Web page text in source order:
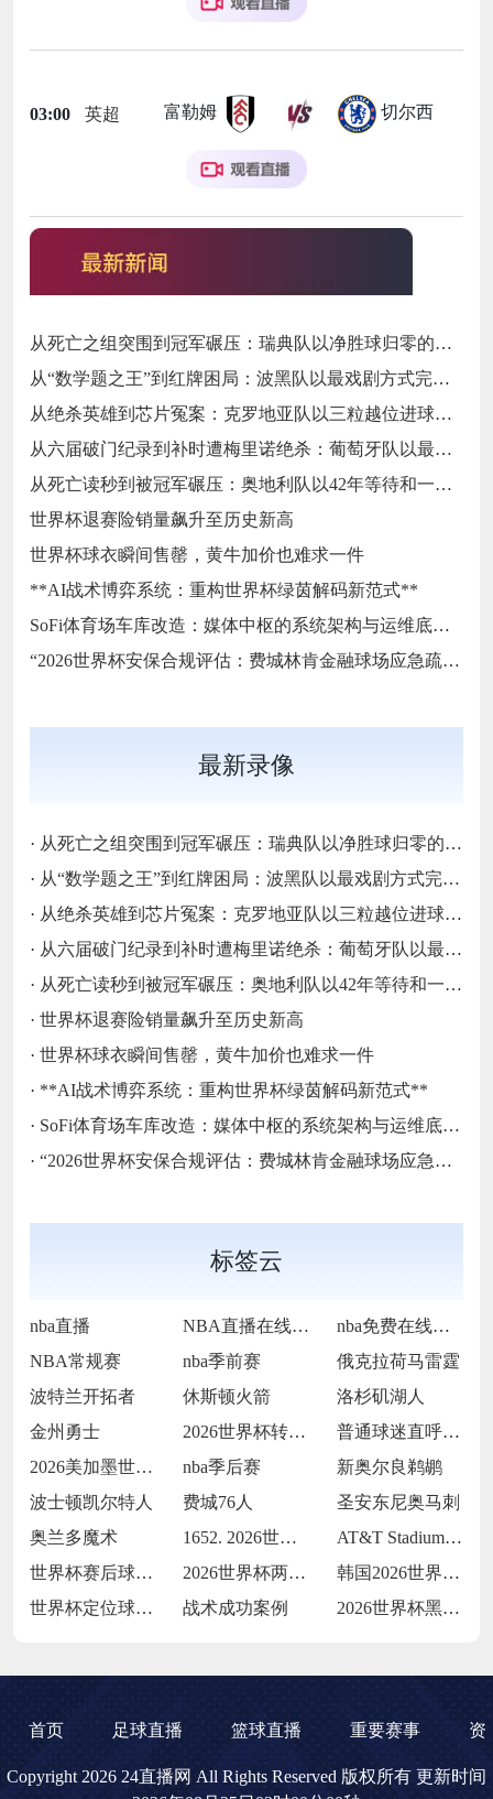
03:00 英超 富勒姆 切尔西
从死亡之组突围到冠军碾压：瑞典队以净胜球归零的戏剧性和一场大胜告别三十二强
从“数学题之王”到红牌困局：波黑队以最戏剧方式完成首次淘汰赛之旅的哲学课
从绝杀英雄到芯片冤案：克罗地亚队以三粒越位进球和一次头发触球挥别莫德里奇最后一舞
从六届破门纪录到补时遭梅里诺绝杀：葡萄牙队以最残酷方式挥别C罗二十载征途
从死亡读秒到被冠军碾压：奥地利队以42年等待和一场“希区柯克剧本”挥别北美
世界杯退赛险销量飙升至历史新高
世界杯球衣瞬间售罄，黄牛加价也难求一件
**AI战术博弈系统：重构世界杯绿茵解码新范式**
SoFi体育场车库改造：媒体中枢的系统架构与运维底层逻辑
“2026世界杯安保合规评估：费城林肯金融球场应急疏散通道宽度标准核查”
最新录像
· 从死亡之组突围到冠军碾压：瑞典队以净胜球归零的戏剧性和一场大胜告别三十二强
· 从“数学题之王”到红牌困局：波黑队以最戏剧方式完成首次淘汰赛之旅的哲学课
· 从绝杀英雄到芯片冤案：克罗地亚队以三粒越位进球和一次头发触球挥别莫德里奇最后一舞
· 从六届破门纪录到补时遭梅里诺绝杀：葡萄牙队以最残酷方式挥别C罗二十载征途
· 从死亡读秒到被冠军碾压：奥地利队以42年等待和一场“希区柯克剧本”挥别北美
· 世界杯退赛险销量飙升至历史新高
· 世界杯球衣瞬间售罄，黄牛加价也难求一件
· **AI战术博弈系统：重构世界杯绿茵解码新范式**
· SoFi体育场车库改造：媒体中枢的系统架构与运维底层逻辑
· “2026世界杯安保合规评估：费城林肯金融球场应急疏散通道宽度标准核查”
标签云
nba直播 NBA直播在线观看
nba免费在线高清直播
NBA常规赛
nba季前赛
俄克拉荷马雷霆
波特兰开拓者
休斯顿火箭
洛杉矶湖人
金州勇士
2026世界杯转播收费过高
普通球迷直呼看不起
2026美加墨世界杯决赛场地提前封闭维护
nba季后赛
新奥尔良鹈鹕
波士顿凯尔特人
费城76人
圣安东尼奥马刺
奥兰多魔术
1652. 2026世界杯：Levi's
AT&T Stadium从橄榄球到足球的
世界杯赛后球迷放生黄鳝钻裤腿
2026世界杯两黄变一红：裁判尺度引发巨
韩国2026世界杯首战能否延续不败？
世界杯定位球战术运用成效显著
战术成功案例 2026世界杯黑马逆袭的战术借鉴
首页 足球直播 篮球直播 重要赛事 资
Copyright 2026 24直播网 All Rights Reserved 版权所有 更新时间